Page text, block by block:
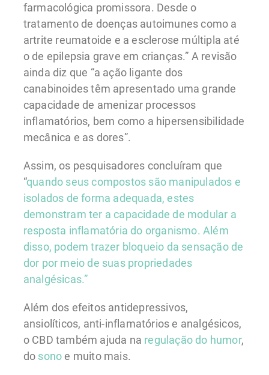
farmacológica promissora. Desde o
tratamento de doenças autoimunes como a
artrite reumatoide e a esclerose múltipla até
o de epilepsia grave em crianças.” A revisão
ainda diz que “a ação ligante dos
canabinoides têm apresentado uma grande
capacidade de amenizar processos
inflamatórios, bem como a hipersensibilidade
mecânica e as dores”.
Assim, os pesquisadores concluíram que
“quando seus compostos são manipulados e
isolados de forma adequada, estes
demonstram ter a capacidade de modular a
resposta inflamatória do organismo. Além
disso, podem trazer bloqueio da sensação de
dor por meio de suas propriedades
analgésicas.”
Além dos efeitos antidepressivos,
ansiolíticos, anti-inflamatórios e analgésicos,
o CBD também ajuda na regulação do humor,
do sono e muito mais.